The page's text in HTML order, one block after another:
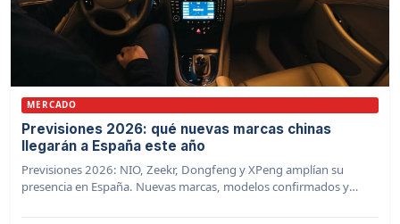
MERCADO
Previsiones 2026: qué nuevas marcas chinas
llegarán a España este año
Previsiones 2026: NIO, Zeekr, Dongfeng y XPeng amplían su
presencia en España. Nuevas marcas, modelos confirmados y